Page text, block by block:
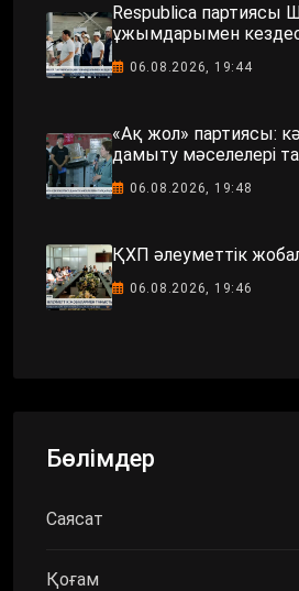
Respublica партиясы
ұжымдарымен
06.08.2026, 19:44
«Ақ жол» партиясы:
дамыту мәселелері
06.08.2026, 19:48
ҚХП әлеуметтік
06.08.2026, 19:46
Бөлімдер
Саясат
Қоғам